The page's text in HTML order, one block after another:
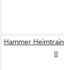
Hammer
II